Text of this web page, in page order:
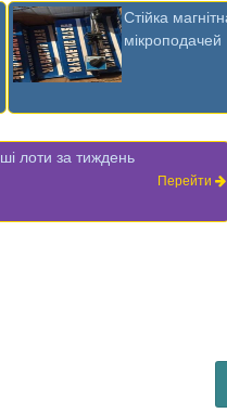
Стійка
мікроподачей
лоти за тиждень
Перейти